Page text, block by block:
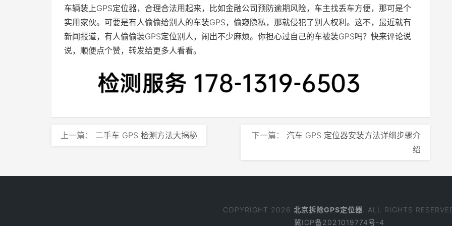
车辆装上GPS定位器，合理合法用起来，比如金融公司预防逾期风险，车主找丢车方便，那可是个
实用家伙。可要是有人偷偷给别人的车装GPS，偷窥隐私，那就侵犯了别人权利。这不，最近就有
新闻报道，有人偷偷装GPS定位别人，闹出不少麻烦。你担心过自己的车被装GPS吗？快来评论说
说，顺便点个赞，转发给更多人看看。
上一篇： 二手车 GPS 检测方法大揭秘 下一篇： 汽车 GPS 定位器安装方法详细步骤介
绍
COPYRIGHT 2026 北京拆除GPS定位器 . ALL RIGHTS
冀ICP备2021019774号-4